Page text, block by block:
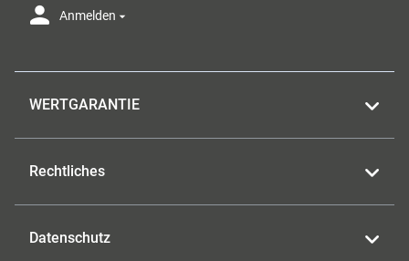
Anmelden
WERTGARANTIE
Rechtliches
Datenschutz